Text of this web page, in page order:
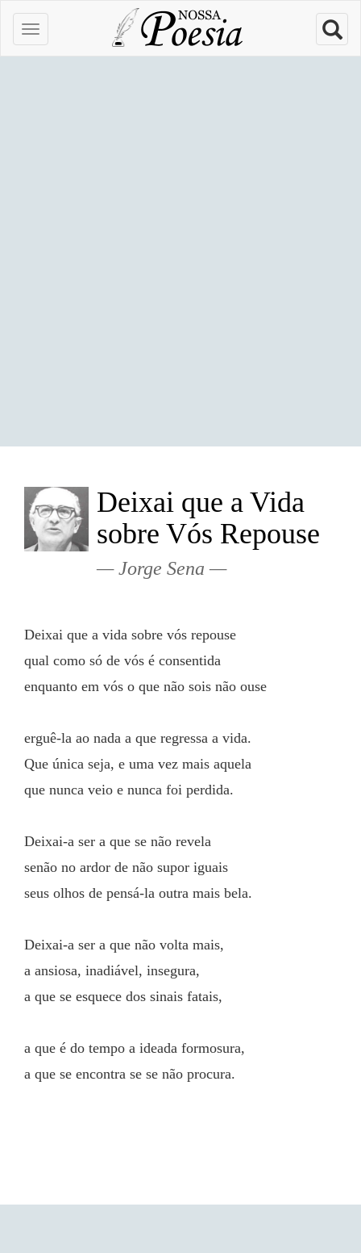
Deixai que a Vida
sobre Vós Repouse
Jorge Sena
Deixai que a vida sobre vós repouse
qual como só de vós é consentida
enquanto em vós o que não sois não ouse
erguê-la ao nada a que regressa a vida.
Que única seja, e uma vez mais aquela
que nunca veio e nunca foi perdida.
Deixai-a ser a que se não revela
senão no ardor de não supor iguais
seus olhos de pensá-la outra mais bela.
Deixai-a ser a que não volta mais,
a ansiosa, inadiável, insegura,
a que se esquece dos sinais fatais,
a que é do tempo a ideada formosura,
a que se encontra se se não procura.